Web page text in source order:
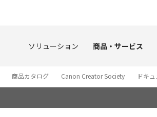
ソリューション 商品・サービス
商品カタログ Canon Creator Society ドキ